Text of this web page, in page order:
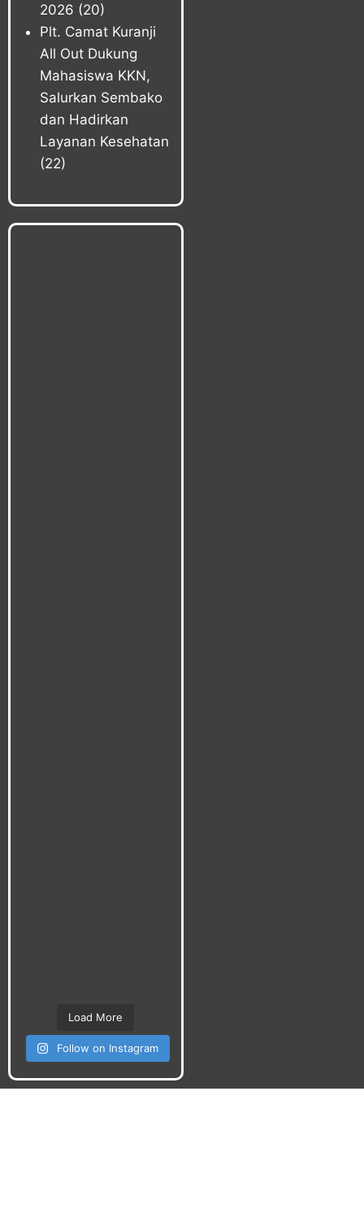
2026 (20)
Plt. Camat Kuranji
All Out Dukung
Mahasiswa KKN,
Salurkan Sembako
dan Hadirkan
Layanan Kesehatan
(22)
Load More
Follow on Instagram